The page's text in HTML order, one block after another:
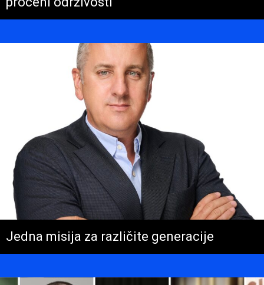
Jedna misija za različite generacije